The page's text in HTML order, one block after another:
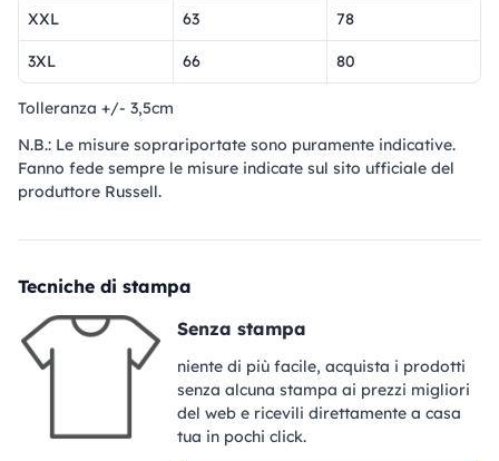
XXL 63 78
3XL 66 80
Tolleranza +/- 3,5cm
N.B.: Le misure soprariportate sono puramente indicative.
Fanno fede sempre le misure indicate sul sito ufficiale del
produttore Russell.
Tecniche di stampa
Senza stampa
niente di più facile, acquista i prodotti
senza alcuna stampa ai prezzi migliori
del web e ricevili direttamente a casa
tua in pochi click.